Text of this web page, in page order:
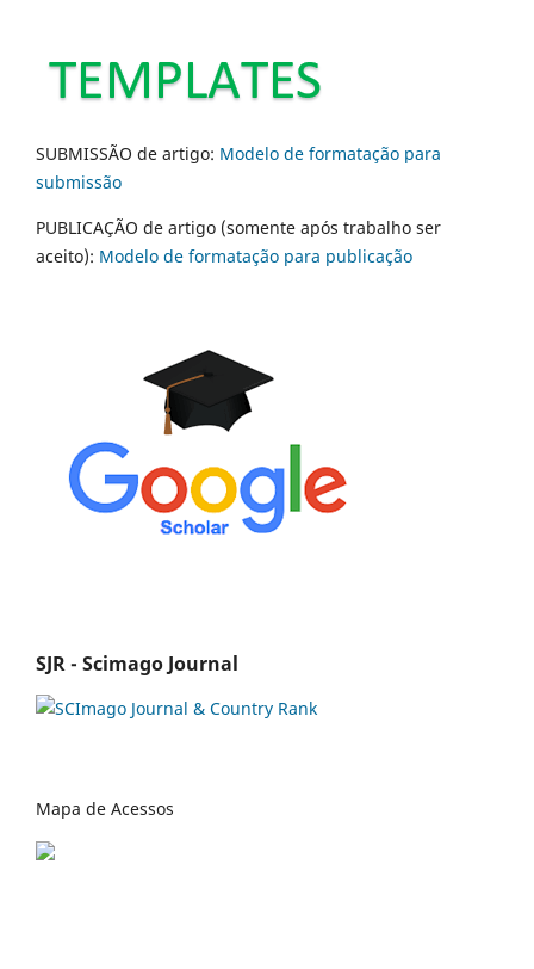
SUBMISSÃO de artigo: Modelo de formatação para
submissão
PUBLICAÇÃO de artigo (somente após trabalho ser
aceito): Modelo de formatação para publicação
SJR - Scimago Journal
Mapa de Acessos